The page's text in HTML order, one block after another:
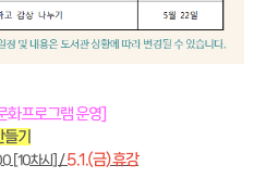
화프로그램 운영]
기
[10차시] / 5.1.(금) 휴강